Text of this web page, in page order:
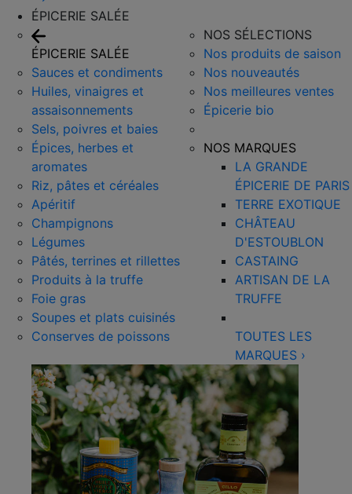
ÉPICERIE SALÉE
ÉPICERIE SALÉE
Sauces et condiments
Huiles, vinaigres et
assaisonnements
Sels, poivres et baies
Épices, herbes et
aromates
Riz, pâtes et céréales
Apéritif
Champignons
Légumes
Pâtés, terrines et rillettes
Produits à la truffe
Foie gras
Soupes et plats cuisinés
Conserves de poissons
NOS SÉLECTIONS
Nos produits de saison
Nos nouveautés
Nos meilleures ventes
Épicerie bio
NOS MARQUES
LA GRANDE
ÉPICERIE DE PARIS
TERRE EXOTIQUE
CHÂTEAU
D'ESTOUBLON
CASTAING
ARTISAN DE LA
TRUFFE
TOUTES LES
MARQUES ›